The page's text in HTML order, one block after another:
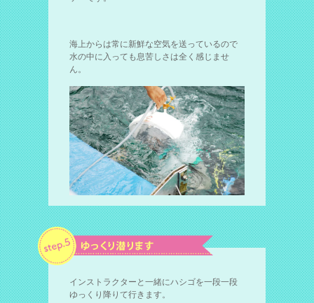
海上からは常に新鮮な空気を送っているので
水の中に入っても息苦しさは全く感じませ
ん。
インストラクターと一緒にハシゴを一段一段
ゆっくり降りて行きます。